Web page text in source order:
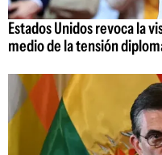
Estados Unidos revoca la
medio de la tensión